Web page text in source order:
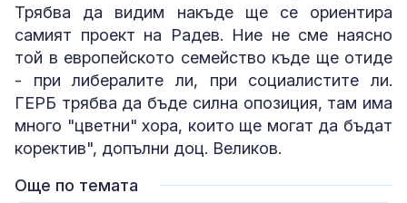
Трябва да видим накъде ще се ориентира
самият проект на Радев. Ние не сме наясно
той в европейското семейство къде ще отиде
- при либералите ли, при социалистите ли.
ГЕРБ трябва да бъде силна опозиция, там има
много "цветни" хора, които ще могат да бъдат
коректив", допълни доц. Великов.
Още по темата